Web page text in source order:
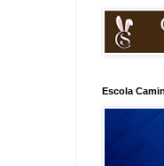
Escola